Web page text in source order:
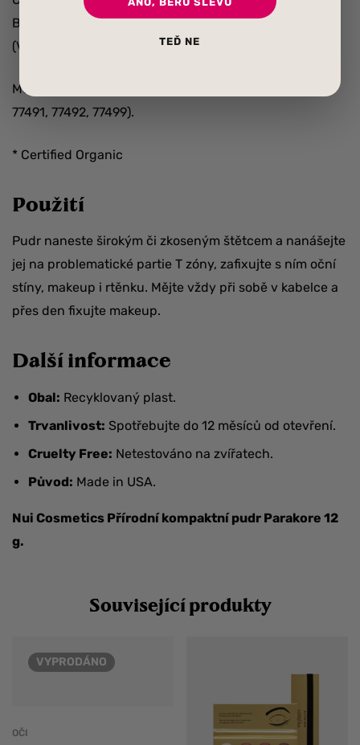
Barbadensis (Aloe Vera) Leaf Powder*, Tocopherol
(Vitamin E).
Může obsahovat: Titanium Dioxide, Iron Oxides (CI
77491, 77492, 77499).
* Certified Organic
Použití
Pudr naneste širokým či zkoseným štětcem a nanášejte
jej na problematické partie T zóny, zafixujte s ním oční
stíny, makeup i rtěnku. Mějte vždy při sobě v kabelce a
přes den fixujte makeup.
Další informace
Obal: Recyklovaný plast.
Trvanlivost: Spotřebujte do 12 měsíců od otevření.
Cruelty Free: Netestováno na zvířatech.
Původ: Made in USA.
Nui Cosmetics Přírodní kompaktní pudr Parakore 12
g.
Související produkty
VYPRODÁNO
OČI
TEĎ NE